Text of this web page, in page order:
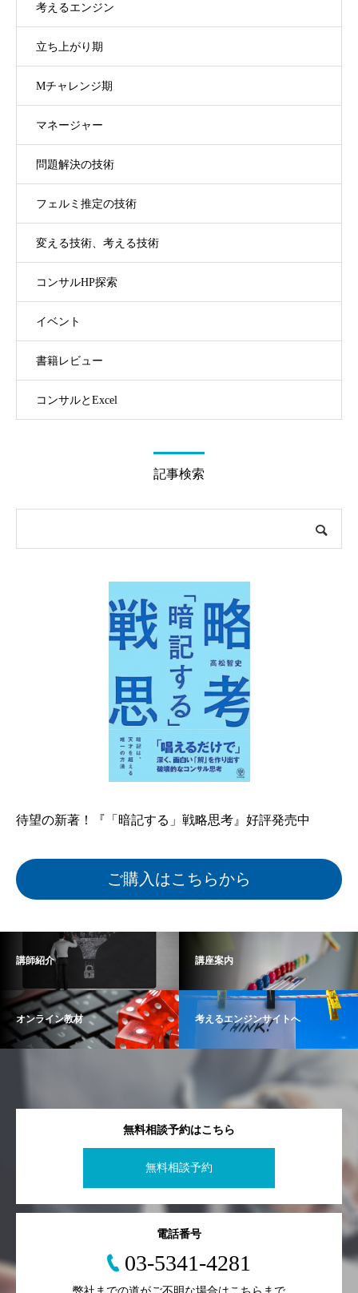
考えるエンジン
立ち上がり期
Mチャレンジ期
マネージャー
問題解決の技術
フェルミ推定の技術
変える技術、考える技術
コンサルHP探索
イベント
書籍レビュー
コンサルとExcel
記事検索
待望の新著！『「暗記する」戦略思考』好評発売中
ご購入はこちらから
講師紹介 講座案内
オンライン教材 考えるエンジンサイトへ
無料相談予約はこちら
無料相談予約
電話番号
03-5341-4281